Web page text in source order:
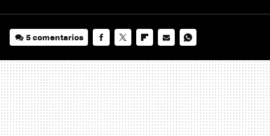
5 comentarios
MAIL